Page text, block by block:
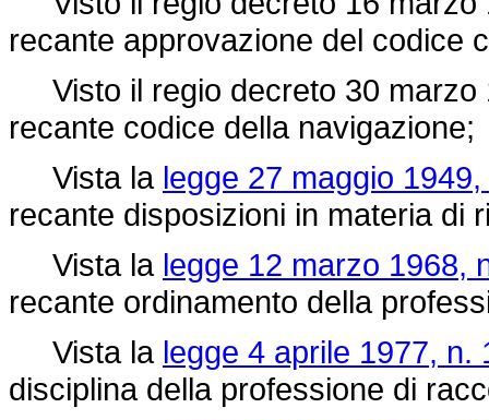
recante approvazione del codice
Visto il regio decreto 30 marzo
recante codice della navigazione;
Vista la legge 27 maggio
recante disposizioni in materia di
Vista la legge 12 marzo 1968,
recante ordinamento della
Vista la legge 4 aprile 1977, n.
disciplina della professione di